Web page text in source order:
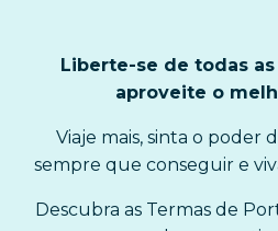
Liberte-se de todas
aproveite o
Viaje mais, sinta o poder
sempre que conseguir e
Descubra as Termas de